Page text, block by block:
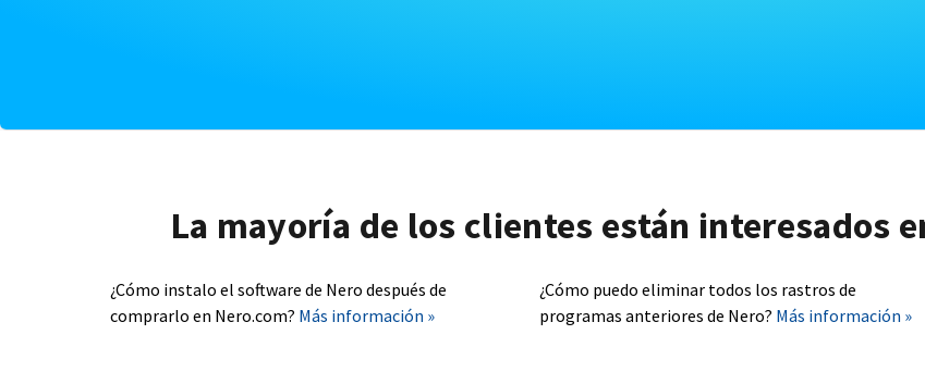
La mayoría de los clientes están interesados
¿Cómo instalo el software de Nero después de
comprarlo en Nero.com? Más información »
¿Cómo puedo eliminar todos los rastros de
programas anteriores de Nero? Más información »